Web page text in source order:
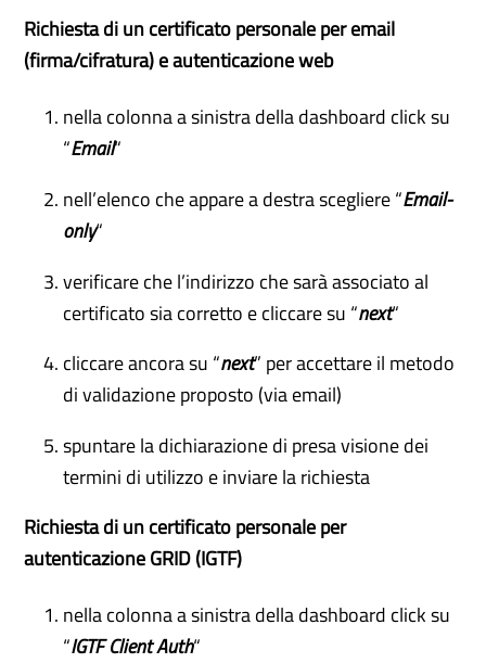
Richiesta di un certificato personale per email
(firma/cifratura) e autenticazione web
nella colonna a sinistra della dashboard click su
“Email“
nell’elenco che appare a destra scegliere “Email-
only“
verificare che l’indirizzo che sarà associato al
certificato sia corretto e cliccare su “next“
cliccare ancora su “next” per accettare il metodo
di validazione proposto (via email)
spuntare la dichiarazione di presa visione dei
termini di utilizzo e inviare la richiesta
Richiesta di un certificato personale per
autenticazione GRID (IGTF)
nella colonna a sinistra della dashboard click su
“IGTF Client Auth“